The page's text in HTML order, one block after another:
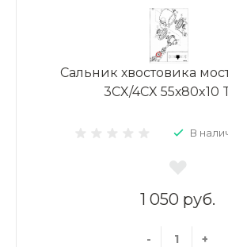
Сальник хвостовика
3CX/4CX 55х80x10
В
1 050 руб.
- +